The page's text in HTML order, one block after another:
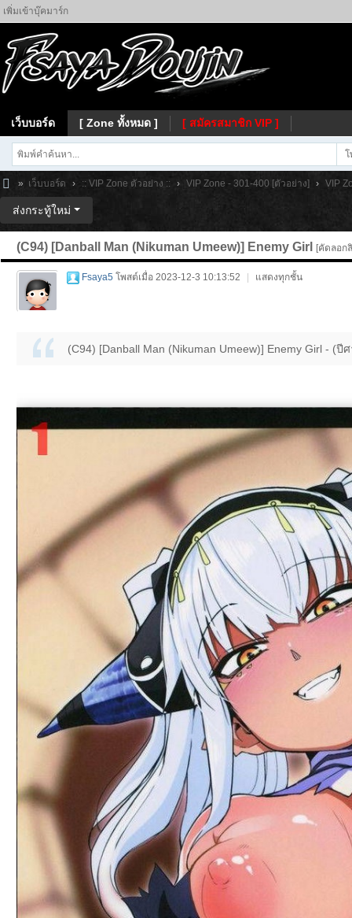
เพิ่มเข้าบุ๊คมาร์ก
เว็บบอร์ด [ Zone ทั้งหมด ] [ สมัครสมาชิก VIP ]
ay
» เว็บบอร์ด › :: VIP Zone ตัวอย่าง :: › VIP Zone - 301-400 [ตัวอย่าง] › VIP
ส่งกระทู้ใหม่
(C94) [Danball Man (Nikuman Umeew)] Enemy Girl [คัดลอก
Fsaya5 โพสต์เมื่อ 2023-12-3 10:13:52 แสดงทุกชั้น
(C94) [Danball Man (Nikuman Umeew)] Enemy Girl - (